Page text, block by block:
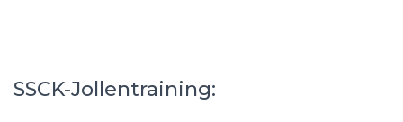
SSCK-Jollentraining: